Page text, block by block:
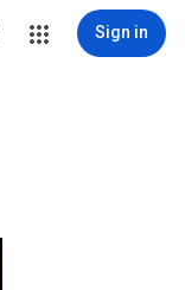
Sign in